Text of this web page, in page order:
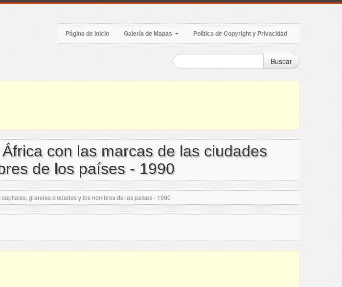
Página de inicio Galería de Mapas Política de Copyright y Privacidad
Buscar
con las marcas de las ciudades
de los países - 1990
grandes ciudades y los nombres de los países - 1990